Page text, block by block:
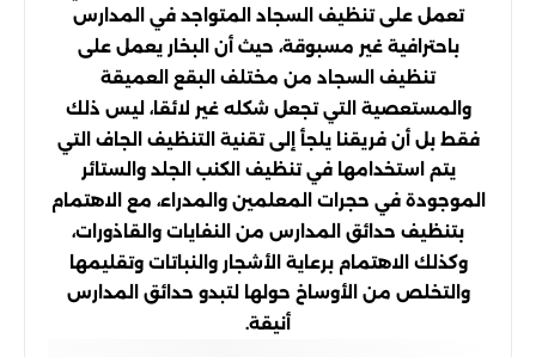
تعمل على تنظيف السجاد المتواجد في المدارس
باحترافية غير مسبوقة، حيث أن البخار يعمل على
تنظيف السجاد من مختلف البقع العميقة
والمستعصية التي تجعل شكله غير لائقا، ليس ذلك
فقط بل أن فريقنا يلجأ إلى تقنية التنظيف الجاف التي
يتم استخدامها في تنظيف الكنب الجلد والستائر
الموجودة في حجرات المعلمين والمدراء، مع الاهتمام
بتنظيف حدائق المدارس من النفايات والقاذورات،
وكذلك الاهتمام برعاية الأشجار والنباتات وتقليمها
والتخلص من الأوساخ حولها لتبدو حدائق المدارس
أنيقة.